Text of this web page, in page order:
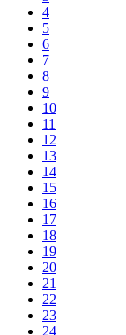
4
5
6
7
8
9
10
11
12
13
14
15
16
17
18
19
20
21
22
23
24